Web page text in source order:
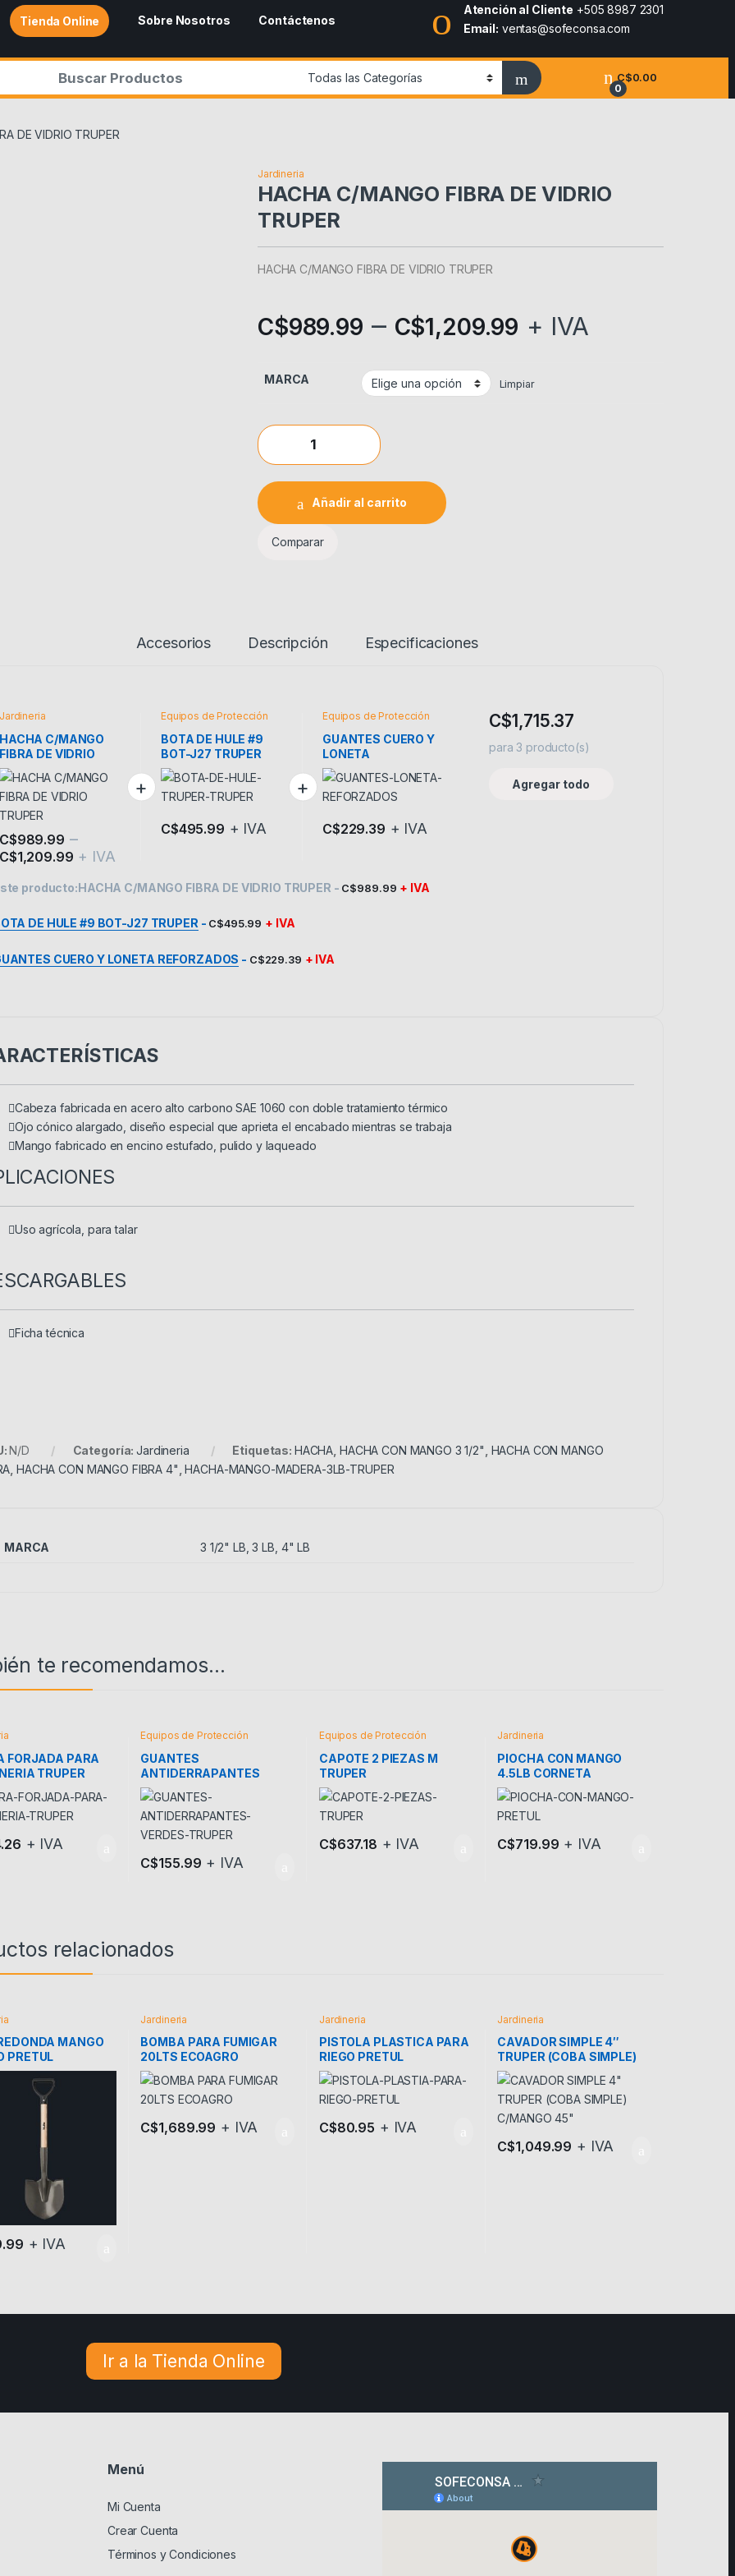
Tienda Online Sobre Nosotros Contáctenos
Atención al Cliente +505 8987 2301
Email: ventas@sofeconsa.com
0
C$0.00
DE VIDRIO TRUPER
Jardineria
HACHA C/MANGO FIBRA DE VIDRIO
TRUPER
HACHA C/MANGO FIBRA DE VIDRIO TRUPER
C$989.99 – C$1,209.99 + IVA
MARCA Limpiar
HACHA C/MANGO FIBRA DE VIDRIO TRUPER quantity
Añadir al carrito
Comparar
Accesorios Descripción Especificaciones
Jardineria
HACHA C/MANGO
FIBRA DE VIDRIO
TRUPER
C$989.99 –
C$1,209.99 + IVA
Este producto tiene múltiples variantes. Las opciones se pueden elegir en la página de producto
Equipos de Protección
BOTA DE HULE #9
BOT-J27 TRUPER
C$495.99 + IVA
Equipos de Protección
GUANTES CUERO Y
LONETA
REFORZADOS
C$229.39 + IVA
producto:HACHA C/MANGO FIBRA DE VIDRIO TRUPER - C$989.99 + IVA
DE HULE #9 BOT-J27 TRUPER- C$495.99 + IVA
CUERO Y LONETA REFORZADOS - C$229.39 + IVA
C$1,715.37
para 3 producto(s)
Agregar todo
Cabeza fabricada en acero alto carbono SAE 1060 con doble tratamiento térmico
Ojo cónico alargado, diseño especial que aprieta el encabado mientras se trabaja
Mango fabricado en encino estufado, pulido y laqueado
Uso agrícola, para talar
Ficha técnica
N/D Categoría:Jardineria Etiquetas: HACHA HACHA CON MANGO 3 1/2" HACHA CON MANGO
,HACHA CON MANGO FIBRA 4" ,HACHA-MANGO-MADERA-3LB-TRUPER
MARCA 3 1/2" LB ,3 LB 4" LB
te recomendamos…
FORJADA PARA
TRUPER
+ IVA
Equipos de Protección
GUANTES
ANTIDERRAPANTES
VERDES TRUPER7
C$155.99 + IVA
Equipos de Protección
CAPOTE 2 PIEZAS M
TRUPER
C$637.18 + IVA
Jardineria
PIOCHA CON MANGO
4.5LB CORNETA
C$719.99 + IVA
relacionados
MANGO
PRETUL
+ IVA
Jardineria
BOMBA PARA FUMIGAR
20LTS ECOAGRO
C$1,689.99 + IVA
Jardineria
PISTOLA PLASTICA PARA
RIEGO PRETUL
C$80.95 + IVA
Jardineria
CAVADOR SIMPLE 4″
TRUPER (COBA SIMPLE)
C/MANGO 45″
C$1,049.99 + IVA
Ir a la Tienda Online
Menú
Mi Cuenta
Crear Cuenta
Términos y Condiciones